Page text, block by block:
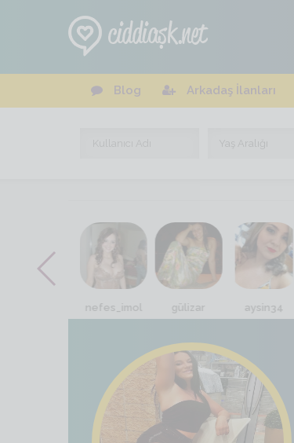
Blog Arkadaş İlanları
nefes_imol gülizar aysin34